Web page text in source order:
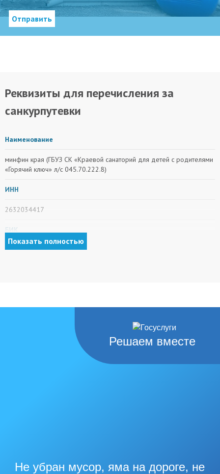
Отправить
Реквизиты для перечисления за
санкурпутевки
Наименование
минфин края (ГБУЗ СК «Краевой санаторий для детей с родителями
«Горячий ключ» л/с 045.70.222.8)
ИНН
2632034417
БИК
010702101
ОТДЕЛЕНИЕ СТАВРОПОЛЬ БАНКА РОССИИ//УФК по
Ставропольскому краю г. Ставрополь
№ счета получателя (номер казначейского счета)
07727000
Показать полностью
Решаем вместе
Не убран мусор, яма на дороге, не